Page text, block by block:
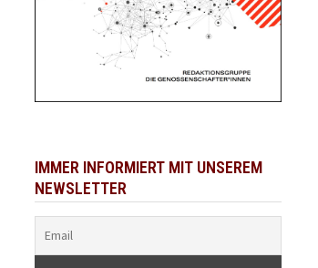
IMMER INFORMIERT MIT UNSEREM
NEWSLETTER